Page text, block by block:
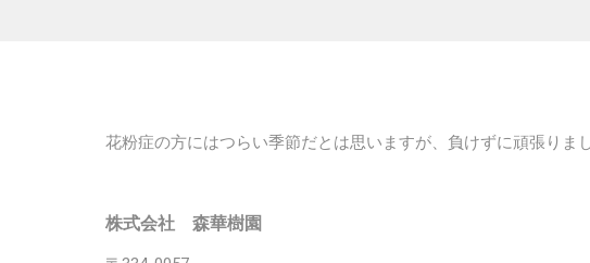
花粉症の方にはつらい季節だとは思いますが、負けずに頑張りまし
株式会社 森華樹園